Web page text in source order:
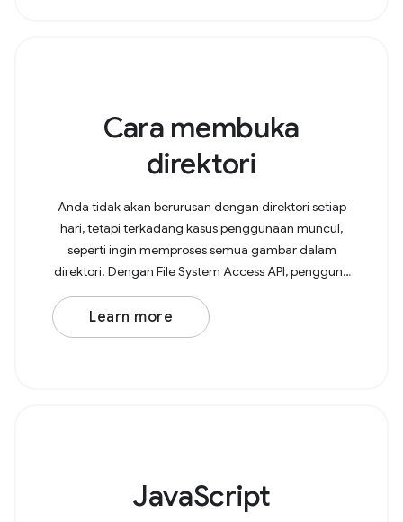
Cara membuka
direktori
Anda tidak akan berurusan dengan direktori setiap
hari, tetapi terkadang kasus penggunaan muncul,
seperti ingin memproses semua gambar dalam
direktori. Dengan File System Access API, pengguna
kini dapat membuka direktori di browser dan
memutuskan
Learn more
JavaScript